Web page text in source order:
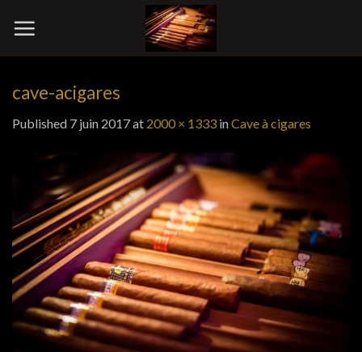
cave-acigares
Published 7 juin 2017at 2000 × 1333 inCave à cigares